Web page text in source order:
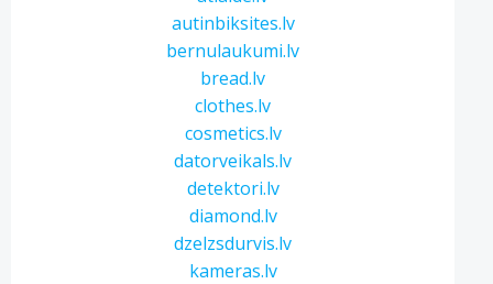
autinbiksites.lv
bernulaukumi.lv
bread.lv
clothes.lv
cosmetics.lv
datorveikals.lv
detektori.lv
diamond.lv
dzelzsdurvis.lv
kameras.lv